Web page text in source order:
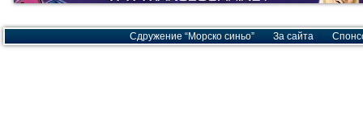
Сдружение “Морско синьо” За сайта